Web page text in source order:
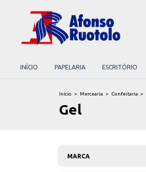
INÍCIO PAPELARIA ESCRITÓRIO
Início > Mercearia > Confeitaria >
Gel
MARCA